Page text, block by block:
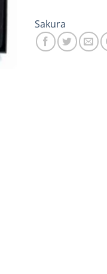
Sakura